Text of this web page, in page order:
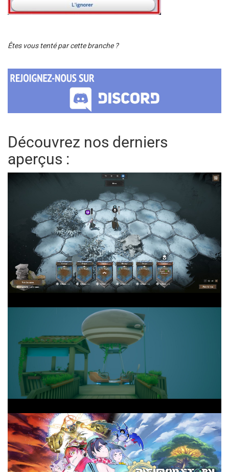
Êtes vous tenté par cette branche ?
Découvrez nos derniers
aperçus :